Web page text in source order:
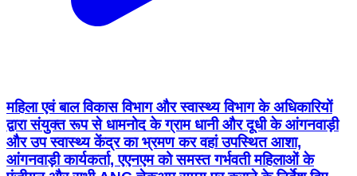
महिला एवं बाल विकास विभाग और स्वास्थ्य विभाग के अधिकारियों
द्वारा संयुक्त रूप से धामनोद के ग्राम धानी और दूधी के आंगनवाड़ी
और उप स्वास्थ्य केंद्र का भ्रमण कर वहां उपस्थित आशा,
आंगनवाड़ी कार्यकर्ता, एएनएम को समस्त गर्भवती महिलाओं के